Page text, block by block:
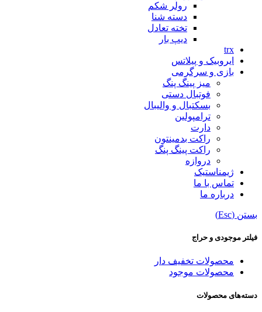
رولر شکم
دسته شنا
تخته تعادل
دیپ بار
trx
ایروبیک و پیلاتس
بازی و سرگرمی
میز پینگ پنگ
فوتبال دستی
بسکتبال و والیبال
ترامپولین
دارت
راکت بدمینتون
راکت پینگ پنگ
دروازه
ژیمناستیک
تماس با ما
درباره ما
بستن (Esc)
فیلتر موجودی و حراج
محصولات تخفیف دار
محصولات موجود
دسته‌های محصولات